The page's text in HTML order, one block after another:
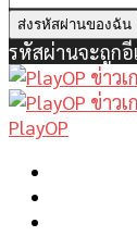
รหัสผ่านจะถูก
PlayOP